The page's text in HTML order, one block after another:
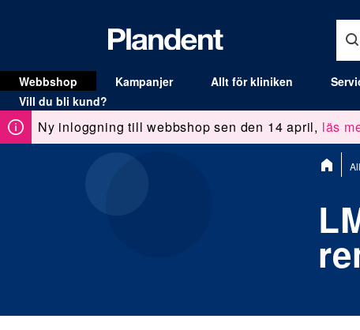
Webbshop Kampanjer Allt för kliniken
Vill du bli kund?
Ny inloggning till webbshop sen den 14 april, läs
Du
är